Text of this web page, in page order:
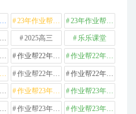
23年作业帮高中数学 23年作业帮高中物理
2025高三 乐乐课堂
作业帮22年高中数学 作业帮22年高中物理
作业帮22年高中英语 作业帮22年高中语文
作业帮23年高中历史 作业帮23年高中地理
作业帮23年高中物理 作业帮23年高中生物